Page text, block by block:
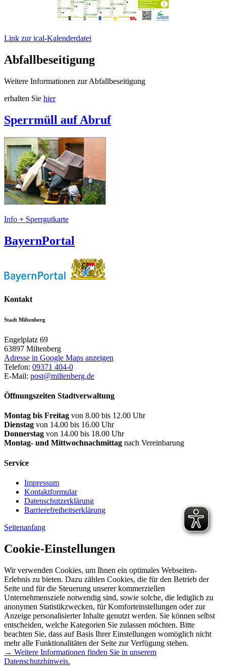
Link zur ical-Kalenderdatei
Abfallbeseitigung
Weitere Informationen zur Abfallbeseitigung
erhalten Sie hier
Sperrmüll auf Abruf
Info + Sperrgutkarte
BayernPortal
Kontakt
Stadt Miltenberg
Engelplatz 69
63897 Miltenberg
Adresse in Google Maps anzeigen
Telefon: 09371 404-0
E-Mail: post@miltenberg.de
Öffnungszeiten Stadtverwaltung
Montag bis Freitag von 8.00 bis 12.00 Uhr
Dienstag von 14.00 bis 16.00 Uhr
Donnerstag von 14.00 bis 18.00 Uhr
Montag- und Mittwochnachmittag nach Vereinbarung
Service
Impressum
Kontaktformular
Datenschutzerklärung
Barrierefreiheitserklärung
Seitenanfang
Cookie-Einstellungen
Wir verwenden Cookies, um Ihnen ein optimales Webseiten-
Erlebnis zu bieten. Dazu zählen Cookies, die für den Betrieb der
Seite und für die Steuerung unserer kommerziellen
Unternehmensziele notwendig sind, sowie solche, die lediglich zu
anonymen Statistikzwecken, für Komforteinstellungen oder zur
Anzeige personalisierter Inhalte genutzt werden. Sie können selbst
entscheiden, welche Kategorien Sie zulassen möchten. Bitte
beachten Sie, dass auf Basis Ihrer Einstellungen womöglich nicht
mehr alle Funktionalitäten der Seite zur Verfügung stehen.
→ Weitere Informationen finden Sie in unserem
Datenschutzhinweis.